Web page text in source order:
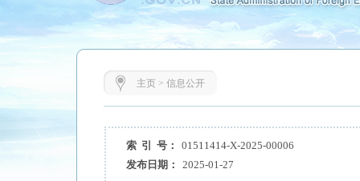
主页> 信息公开
索 引 号：
01511414-X-2025-00006
发布日期：
2025-01-27